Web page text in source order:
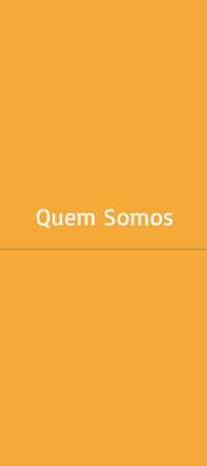
Quem Somos